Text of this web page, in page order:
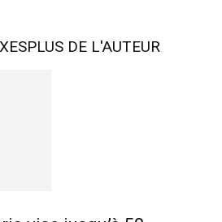
PLUS DE L'AUTEUR